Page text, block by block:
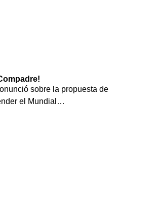
sobre la propuesta de
el Mundial…